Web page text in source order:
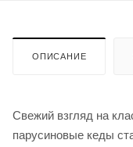
ОПИСАНИЕ
Свежий взгляд на
парусиновые кеды